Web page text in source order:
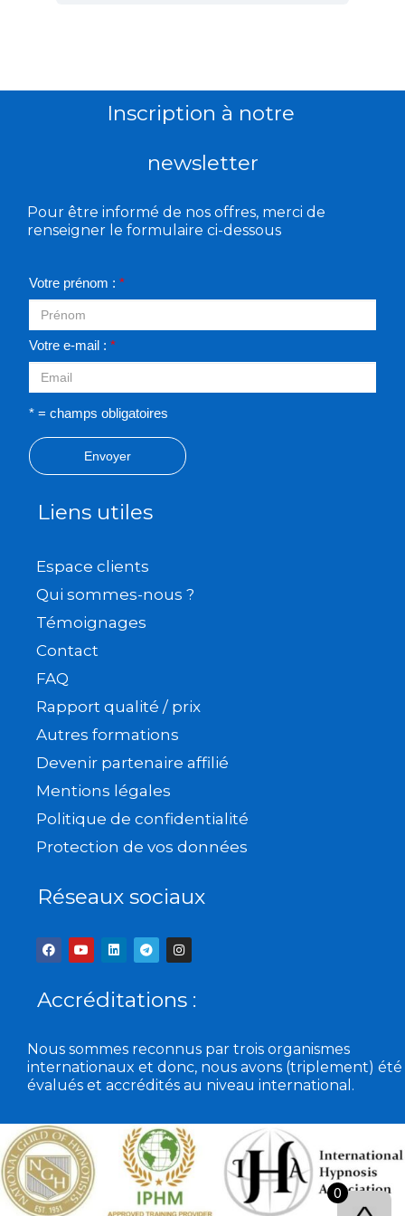
Inscription à notre
newsletter
Pour être informé de nos offres, merci de
renseigner le formulaire ci-dessous
Votre prénom : *
Votre e-mail : *
* = champs obligatoires
Envoyer
Liens utiles
Espace clients
Qui sommes-nous ?
Témoignages
Contact
FAQ
Rapport qualité / prix
Autres formations
Devenir partenaire affilié
Mentions légales
Politique de confidentialité
Protection de vos données
Réseaux sociaux
F
a
c
b
o
Y
o
u
u
b
L
i
e
d
T
e
l
g
r
I
n
s
a
g
m
Accréditations :
Nous sommes reconnus par trois organismes
internationaux et donc, nous avons (triplement) été
évalués et accrédités au niveau international.
0